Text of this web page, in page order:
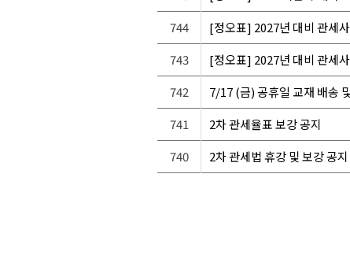
744
[정오표] 2027년 대비 관세
743
[정오표] 2027년 대비 관세
742
7/17 (금) 공휴일 교재 배송
741
2차 관세율표 보강 공지
740
2차 관세법 휴강 및 보강 공지